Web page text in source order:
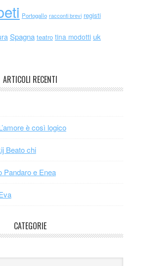
Portogallo racconti brevi registi
Spagna teatro tina modotti uk
ARTICOLI RECENTI
è così logico
Beato chi
Pandaro e Enea
CATEGORIE